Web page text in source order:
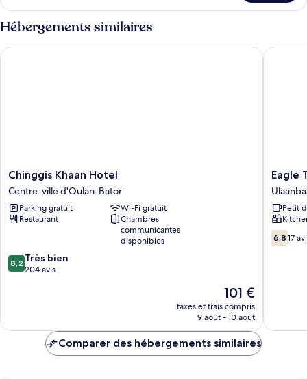
vue
montagne
le
type
de
chambre
Chalet
Hébergements similaires
Chinggis
Khaan
Hotel
Centre-
ville
Chinggis Khaan Hotel
Centre-ville d'Oulan-Bator
Parking gratuit
Wi-Fi gratuit
Restaurant
Chambres
communicantes
disponibles
8.2
sur
8,2 Très bien
204 avis
Le
nouveau
prix
de
101 €
taxes et frais compris
9 août - 10 août
Chinggis Khaan Hotel
Eagle
Town
Service
Eagle
Petit
6.8
sur
6,8 17
Eagle
Comparer des hébergements similaires